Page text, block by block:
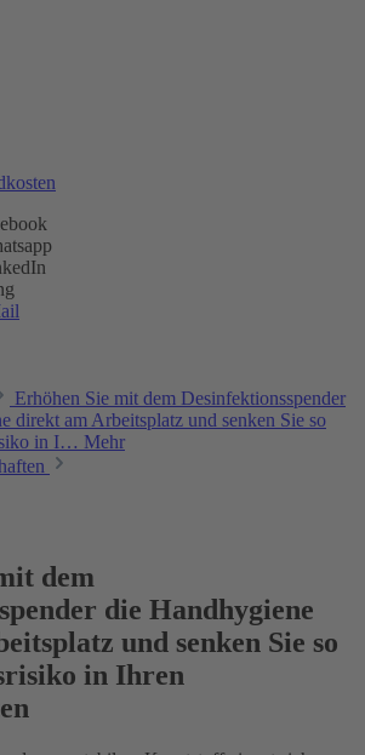
Erhöhen Sie mit dem Desinfektionsspender
direkt am Arbeitsplatz und senken Sie so
in I… Mehr
dem
die Handhygiene
und senken Sie so
in Ihren